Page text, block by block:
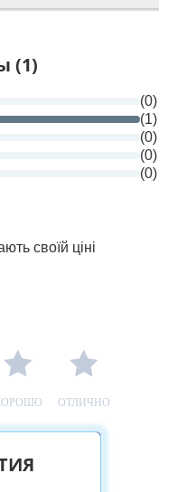
(1)
(0)
(1)
(0)
(0)
(0)
своїй ціні
ОТЛИЧНО